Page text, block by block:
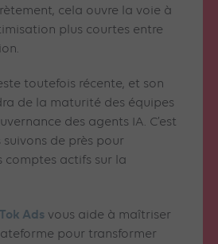
cela ouvre la voie à
plus courtes entre
toutefois récente, et son
de la maturité des équipes
des agents IA. C’est
suivons de près pour
comptes actifs sur la
Ads vous aide à maîtriser
pour transformer